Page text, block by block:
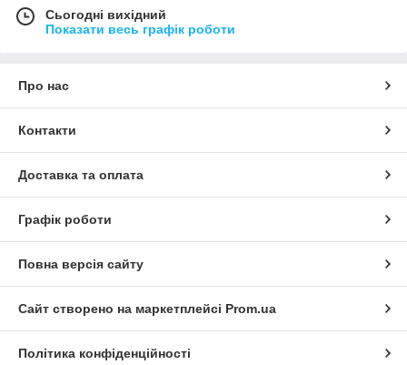
Сьогодні вихідний
Показати весь графік роботи
Про нас
Контакти
Доставка та оплата
Графік роботи
Повна версія сайту
Сайт створено на маркетплейсі Prom.ua
Політика конфіденційності